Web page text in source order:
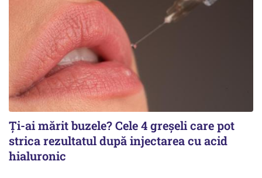
Ți-ai mărit buzele? Cele 4 greșeli care pot
strica rezultatul după injectarea cu acid
hialuronic